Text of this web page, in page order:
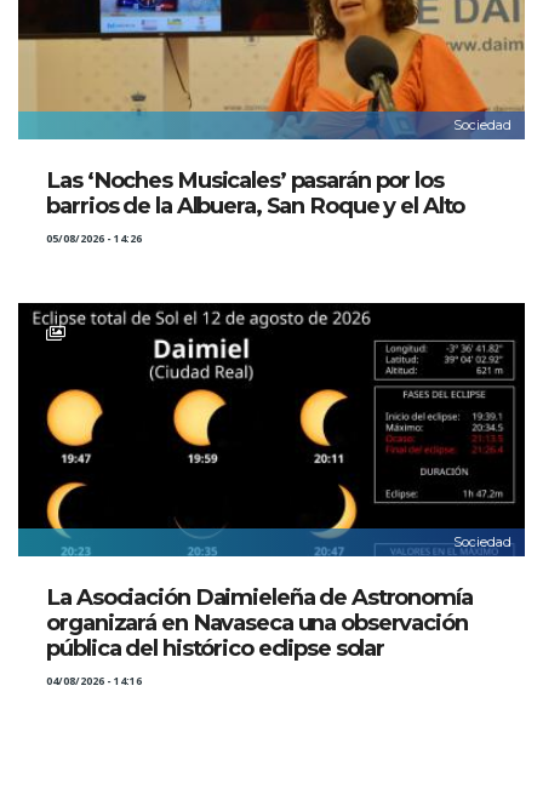
Sociedad
Las ‘Noches Musicales’ pasarán por los
barrios de la Albuera, San Roque y el Alto
05/08/2026 - 14:26
Sociedad
La Asociación Daimieleña de Astronomía
organizará en Navaseca una observación
pública del histórico eclipse solar
04/08/2026 - 14:16